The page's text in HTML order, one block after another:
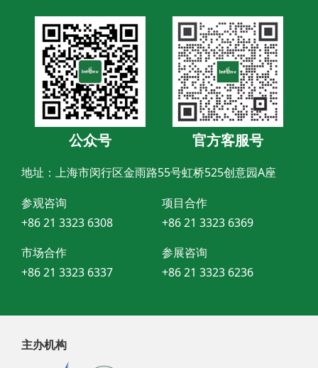
公众号 官方客服号
地址：上海市闵行区金雨路55号虹桥525创意园A座
参观咨询
+86 21 3323 6308
项目合作
+86 21 3323 6369
市场合作
+86 21 3323 6337
参展咨询
+86 21 3323 6236
主办机构